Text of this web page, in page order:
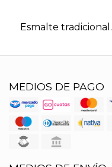
Esmalte tradicional.
MEDIOS DE PAGO